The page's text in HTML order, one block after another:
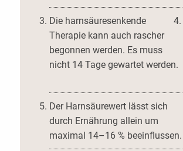
Die harnsäuresenkende
Therapie kann auch rascher
begonnen werden. Es muss
nicht 14 Tage gewartet werden.
Der Harnsäurewert lässt sich
durch Ernährung allein um
maximal 14–16 % beeinflussen.